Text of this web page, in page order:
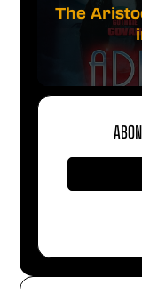
The